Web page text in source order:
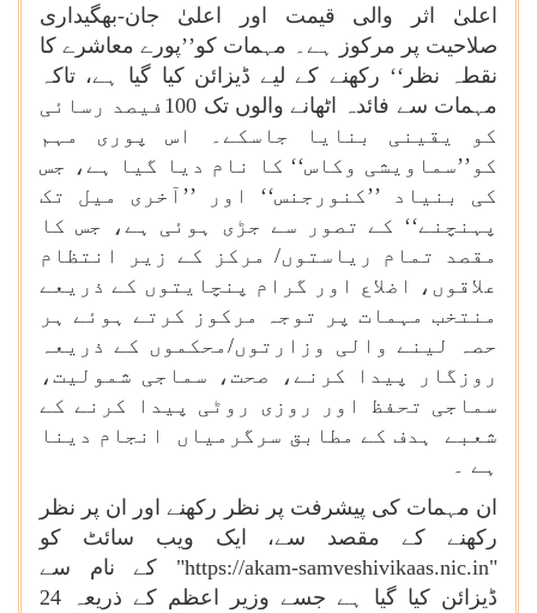
اعلیٰ اثر والی قیمت اور اعلیٰ جان-بھگیداری
صلاحیت پر مرکوز ہے۔ مہمات کو’’پورے معاشرے کا
نقطہ نظر‘‘ رکھنے کے لیے ڈیزائن کیا گیا ہے، تاکہ
مہمات سے فائدہ اٹھانے والوں تک 100فیصد رسائی
کو یقینی بنایا جاسکے۔ اس پوری مہم
کو’’سماویشی وکاس‘‘ کا نام دیا گیا ہے، جس
کی بنیاد ’’کنورجنس‘‘ اور ’’آخری میل تک
پہنچنے‘‘ کے تصور سے جڑی ہوئی ہے، جس کا
مقصد تمام ریاستوں/ مرکز کے زیر انتظام
علاقوں، اضلاع اور گرام پنچایتوں کے ذریعے
منتخب مہمات پر توجہ مرکوز کرتے ہوئے ہر
حصہ لینے والی وزارتوں/محکموں کے ذریعہ
روزگار پیدا کرنے، صحت، سماجی شمولیت،
سماجی تحفظ اور روزی روٹی پیدا کرنے کے
شعبے ہدف کے مطابق سرگرمیاں انجام دینا
ہے ۔
ان مہمات کی پیشرفت پر نظر رکھنے اور ان پر نظر
رکھنے کے مقصد سے، ایک ویب سائٹ کو
"
https://akam-samveshivikaas.nic.in" کے نام سے
ڈیزائن کیا گیا ہے جسے وزیر اعظم کے ذریعہ 24